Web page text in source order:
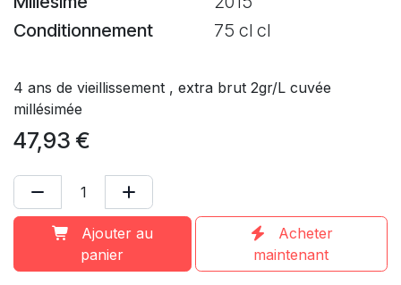
Conditionnement
75 cl cl
4 ans de vieillissement , extra brut 2gr/L cuvée
millésimée
47,93 €
Ajouter au
panier
Acheter
maintenant